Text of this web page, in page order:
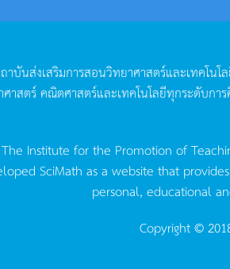
าบันส่งเสริมการสอนวิทยาศาสตร์และเทคโนโ
าสตร์คณิตศาสตร์และเทคโนโลยีทุกระดับกา
The Institute for the Promotion of
SciMath as a website that
personal, educational
Copyright ©